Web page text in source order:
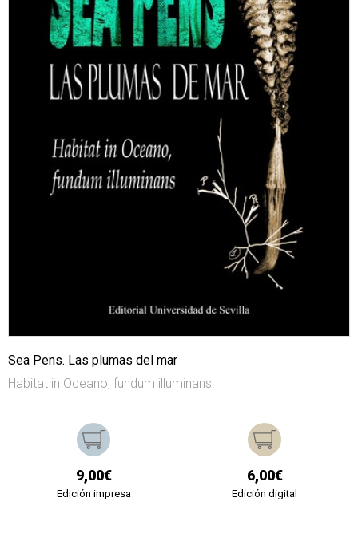
Sea Pens. Las plumas del mar
Habitat in Oceano, fundum illuminans.
9,00€
Edición impresa
6,00€
Edición digital